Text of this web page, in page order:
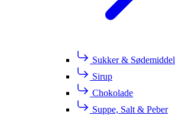
Sukker & Sødemiddel
Sirup
Chokolade
Suppe, Salt & Peber